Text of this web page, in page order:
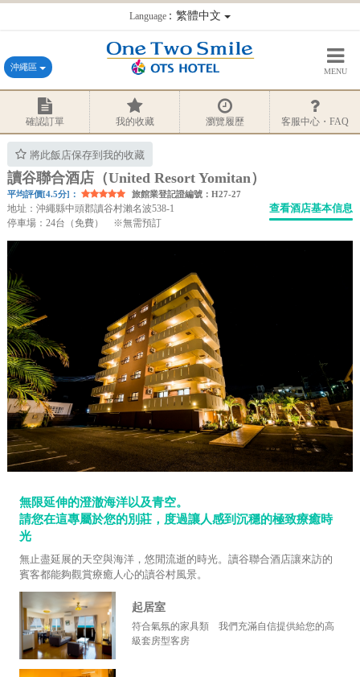
Language：繁體中文
沖繩區 MENU
確認訂單 我的收藏 瀏覽履歷 客服中心・FAQ
將此飯店保存到我的收藏
讀谷聯合酒店（United Resort Yomitan）
平均評價[4.5分]： 旅館業登記證編號：H27-27
地址：沖繩縣中頭郡讀谷村瀨名波538-1
停車場：24台（免費） ※無需預訂
查看酒店基本信息
無限延伸的澄澈海洋以及青空。
請您在這專屬於您的別莊，度過讓人感到沉穩的極致療癒時
光
無止盡延展的天空與海洋，悠閒流逝的時光。讀谷聯合酒店讓來訪的
賓客都能夠觀賞療癒人心的讀谷村風景。
起居室
符合氣氛的家具類 我們充滿自信提供給您的高
級套房型客房